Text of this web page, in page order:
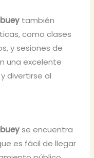
también
como clases
y sesiones de
una excelente
divertirse al
se encuentra
es fácil de llegar